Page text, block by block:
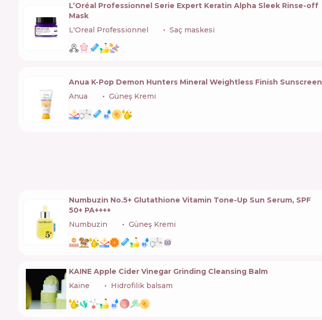
L’Oréal Professionnel Serie Expert Keratin Alpha Sleek Rinse-off
Mask
L'Oreal Professionnel
Saç maskesi
Anua K-Pop Demon Hunters Mineral Weightless Finish Sunscreen
Anua
Güneş Kremi
Numbuzin No.5+ Glutathione Vitamin Tone-Up Sun Serum, SPF
50+ PA++++
Numbuzin
Güneş Kremi
KAINE Apple Cider Vinegar Grinding Cleansing Balm
Kaine
Hidrofilik balsam